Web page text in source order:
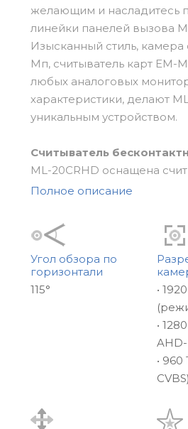
желающим и насладитесь
линейки панелей вызова
Изысканный стиль,
Мп, считыватель карт EM-
любых аналоговых
характеристики, делают
уникальным устройством.
Считыватель
ML-20CRHD оснащена
бесконтактных карт EM-
идентификаторов внутри
защищенной памяти,
предоставить доступ в
кому вы считаете нужным.
2-мегапиксельная AHD
обзора 115° позволит
и видеозаписи, на
рассмотреть мельчайшие
позволит видеть
Полное описание
Угол обзора по
горизонтали
115°
•
•
•
CVBS)